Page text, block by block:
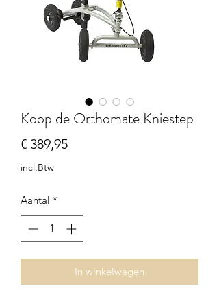
Koop de Orthomate Kniestep
€ 389,95Prijs
incl.Btw
Aantal *
In winkelwagen